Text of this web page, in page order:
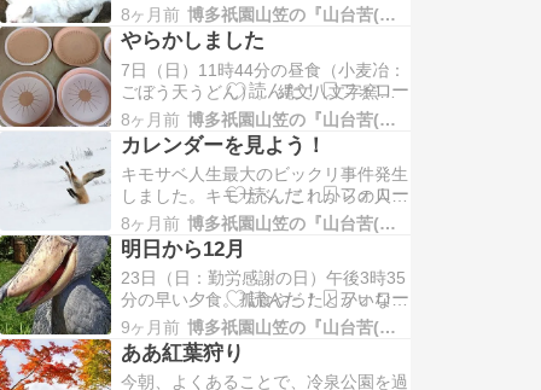
55分、本日の買い出し。アスパラガ
ス…
まれ、軽トラで篠栗へ。 縄文八文字
窯、作陶。 篠栗ランチ、スタミナ混
ぜ丼。 本日の緑は自家栽培（豆苗）
のものです。 午後4時、ラグビー同級
生三人で博多駅で呑みました。福高砂
漠のグラウンドでラグビーしてたの
は…
8ヶ月前 博多祇園山笠の『山台苦(山大工)』日記
やらかしました
7日（日）11時44分の昼食（小麦冶：
ごぼう天うどん）。 縄文八文字窯。
自然乾燥中の作品削りして、四角皿が
少し膨らんでいたので調整しよったら
ヒビが。 素焼き窯出し。 自然乾燥中
の作品に白化粧土塗りしよったら、ヒ
ビが。 素焼きした作品の白化粧土部
分の削り調整。 早くに帰ろうと篠
栗…
8ヶ月前 博多祇園山笠の『山台苦(山大工)』日記
カレンダーを見よう！
キモサベ人生最大のビックリ事件発生
しました。キモサベ、これからの人生
に黄色信号です。 このブログを書い
ている日曜日の前日は当然土曜日です
が、多くの会社とは違い、栄進建設は
休日ではありません。でも、キモサベ
は出社しませんでした。つまり無断欠
勤です。それには後期高齢者特有の経
年劣化…
8ヶ月前 博多祇園山笠の『山台苦(山大工)』日記
明日から12月
23日（日：勤労感謝の日）午後3時35
分の早い夕食。孤食やったとかいな？
覚えてない。とにかく、柿と生ハムは
最高の組み合わせだ！ 24日（月）午
前5時3分の正しい朝食。連休だった。
9ヶ月前 博多祇園山笠の『山台苦(山大工)』日記
ああ紅葉狩り
今朝、よくあることで、冷泉公園を過